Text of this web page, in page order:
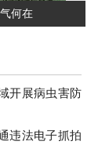
何在
开展病虫害防
违法电子抓拍